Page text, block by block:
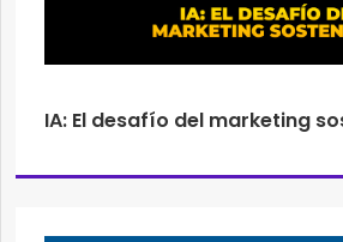
IA: El desafío del marketing